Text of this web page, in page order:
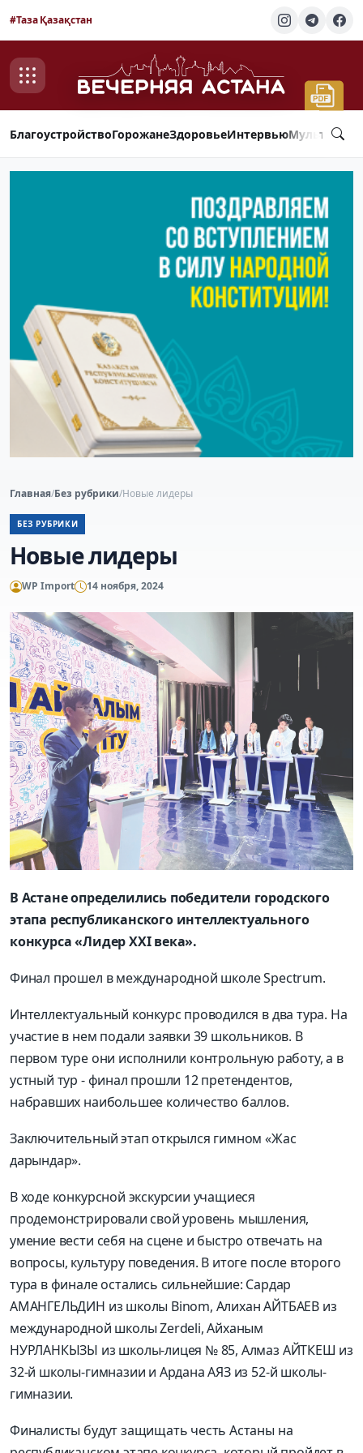
#Таза Қазақстан
БлагоустройствоГорожанеЗдоровьеИнтервью
Главная/Без рубрики/Новые лидеры
БЕЗ РУБРИКИ
Новые лидеры
WP Import 14 ноября, 2024
В Астане определились победители городского
этапа республиканского интеллектуального
конкурса «Лидер XXI века».
Финал прошел в международной школе Spectrum.
Интеллектуальный конкурс проводился в два тура. На
участие в нем подали заявки 39 школьников. В
первом туре они исполнили контрольную работу, а в
устный тур - финал прошли 12 претендентов,
набравших наибольшее количество баллов.
Заключительный этап открылся гимном «Жас
дарындар».
В ходе конкурсной экскурсии учащиеся
продемонстрировали свой уровень мышления,
умение вести себя на сцене и быстро отвечать на
вопросы, культуру поведения. В итоге после второго
тура в финале остались сильнейшие: Сардар
АМАНГЕЛЬДИН из школы Binom, Алихан АЙТБАЕВ из
международной школы Zerdeli, Айханым
НУРЛАНКЫЗЫ из школы-лицея № 85, Алмаз АЙТКЕШ из
32-й школы-гимназии и Ардана АЯЗ из 52-й школы-
гимназии.
Финалисты будут защищать честь Астаны на